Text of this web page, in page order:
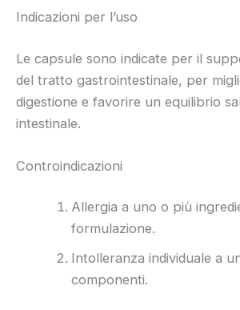
Indicazioni per l’uso
Le capsule sono indicate per il
del tratto gastrointestinale, per
digestione e favorire un equilibrio
intestinale.
Controindicazioni
Allergia a uno o più
formulazione.
Intolleranza individuale a
componenti.